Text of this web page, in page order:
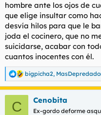
hombre ante los ojos de
que elige insultar como
desvía hilos para que le
joda el cocinero, que no
suicidarse, acabar con
cuantos inocentes con él.
R
e
a
bigpicha2,
C Cenobita
Ex-gordo deforme